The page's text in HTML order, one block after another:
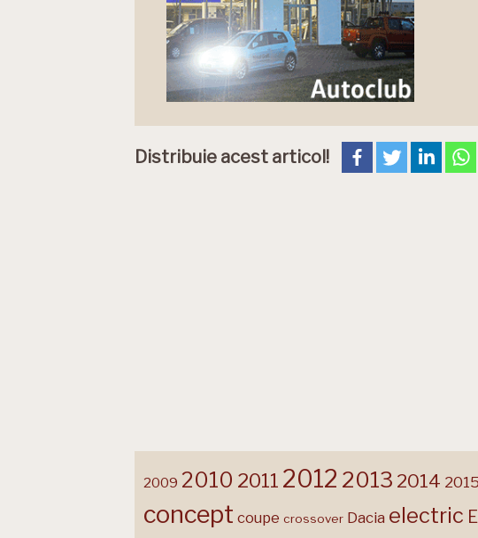
Distribuie acest articol!
2009 2010 2011 2012 2013 2014 2015
concept coupe crossover Dacia electric